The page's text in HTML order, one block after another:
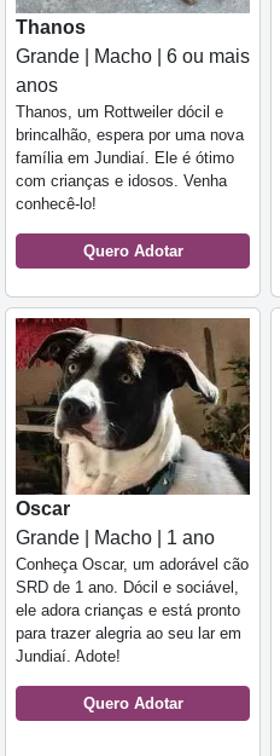
Thanos
Grande | Macho | 6 ou mais
anos
Thanos, um Rottweiler dócil e
brincalhão, espera por uma nova
família em Jundiaí. Ele é ótimo
com crianças e idosos. Venha
conhecê-lo!
Quero Adotar
Oscar
Grande | Macho | 1 ano
Conheça Oscar, um adorável cão
SRD de 1 ano. Dócil e sociável,
ele adora crianças e está pronto
para trazer alegria ao seu lar em
Jundiaí. Adote!
Quero Adotar